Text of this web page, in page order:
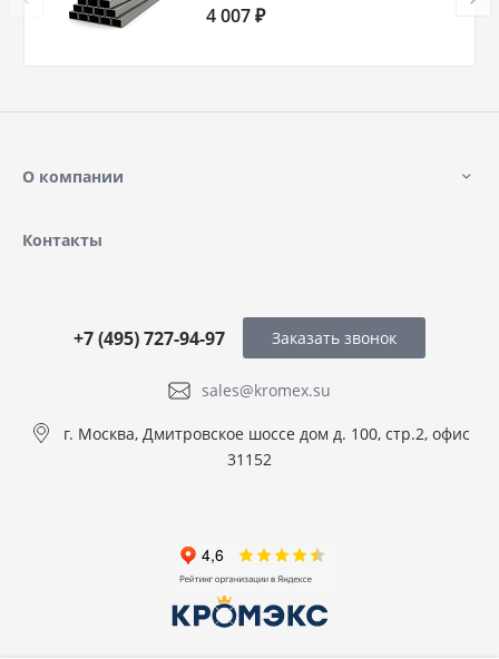
4 007 ₽
О компании
Контакты
sales@kromex.su
+7 (495) 727-94-97
г. Москва, Дмитровское шоссе дом д. 100, стр.2, офис
31152
Заказать звонок